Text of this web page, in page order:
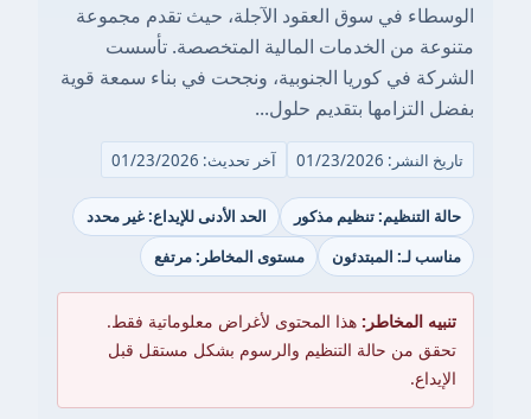
الوسطاء في سوق العقود الآجلة، حيث تقدم مجموعة
متنوعة من الخدمات المالية المتخصصة. تأسست
الشركة في كوريا الجنوبية، ونجحت في بناء سمعة قوية
بفضل التزامها بتقديم حلول...
تاريخ النشر: 01/23/2026 آخر تحديث: 01/23/2026
حالة التنظيم: تنظيم مذكور
الحد الأدنى للإيداع: غير محدد
مناسب لـ: المبتدئون
مستوى المخاطر: مرتفع
تنبيه المخاطر: هذا المحتوى لأغراض معلوماتية فقط.
تحقق من حالة التنظيم والرسوم بشكل مستقل قبل
الإيداع.